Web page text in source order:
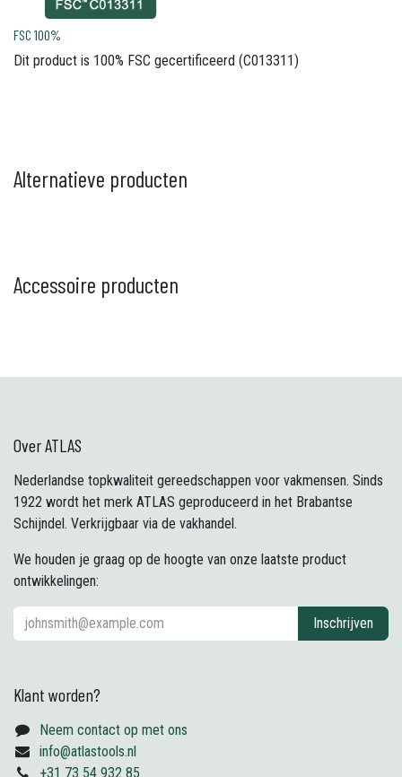
FSC 100%
Dit product is 100% FSC gecertificeerd (C013311)
Alternatieve producten
Accessoire producten
Over ATLAS
Nederlandse topkwaliteit gereedschappen voor vakmensen. Sinds
1922 wordt het merk ATLAS geproduceerd in het Brabantse
Schijndel. Verkrijgbaar via de vakhandel.
We houden je graag op de hoogte van onze laatste product
ontwikkelingen:
Inschrijven
Klant worden?
Neem contact op met ons
info@atlastools.nl
+31 73 54 932 85